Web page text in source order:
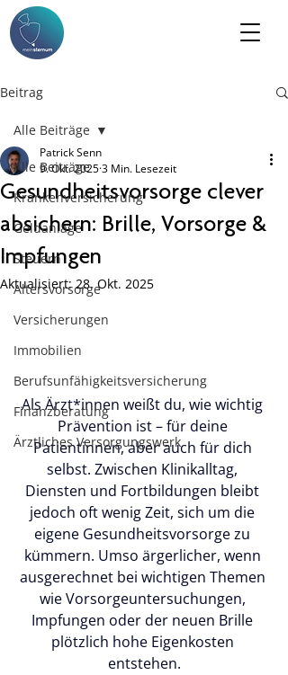
Beitrag
Alle Beiträge
Krankenversicherung
Geldanlage
Steuern
Altersvorsorge
Versicherungen
Immobilien
Berufsunfähigkeitsversicherung
Finanzberatung
Ärztliches Versorgungswerk
Alle Beiträge
Gesundheitsvorsorge clever
absichern: Brille, Vorsorge &
Impfungen
Patrick Senn
9. Okt. 20253 Min. Lesezeit
Aktualisiert:28. Okt. 2025
Als Ärzt*innen weißt du, wie wichtig
Prävention ist – für deine
Patientinnen, aber auch für dich
selbst. Zwischen Klinikalltag,
Diensten und Fortbildungen bleibt
jedoch oft wenig Zeit, sich um die
eigene Gesundheitsvorsorge zu
kümmern. Umso ärgerlicher, wenn
ausgerechnet bei wichtigen Themen
wie Vorsorgeuntersuchungen,
Impfungen oder der neuen Brille
plötzlich hohe Eigenkosten
entstehen.